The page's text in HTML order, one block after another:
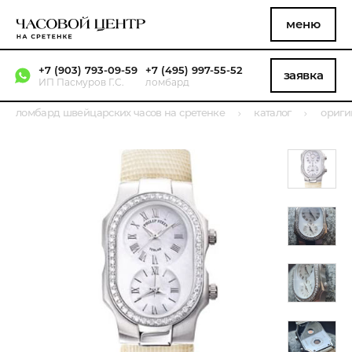
меню
+7 (903) 793-09-59
ИП Пасмуров Г.С.
+7 (495) 997-55-52
ломбард заявка
ломбард швейцарских часов на сретенке каталог